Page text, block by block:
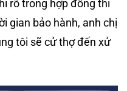
rõ trong hợp đồng thi
gian bảo hành, anh chị
tôi sẽ cử thợ đến xử